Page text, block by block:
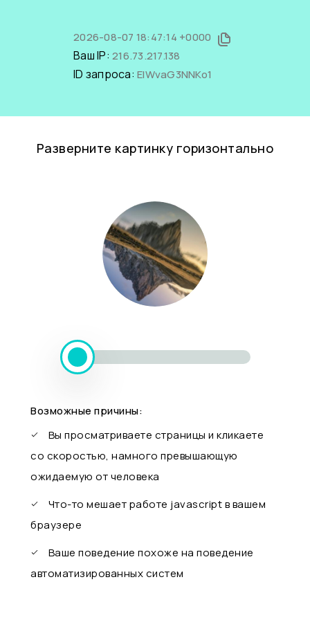
2026-08-07 18:47:14 +0000
Ваш IP: 216.73.217.138
ID запроса: ElWvaG3NNKo1
Разверните картинку горизонтально
Возможные причины:
Вы просматриваете страницы и кликаете
со скоростью, намного превышающую
ожидаемую от человека
Что-то мешает работе javascript в вашем
браузере
Ваше поведение похоже на поведение
автоматизированных систем